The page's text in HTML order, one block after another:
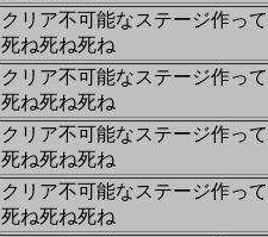
クリア不可能なステージ作っ
死ね死ね死ね
クリア不可能なステージ作っ
死ね死ね死ね
クリア不可能なステージ作っ
死ね死ね死ね
クリア不可能なステージ作っ
死ね死ね死ね